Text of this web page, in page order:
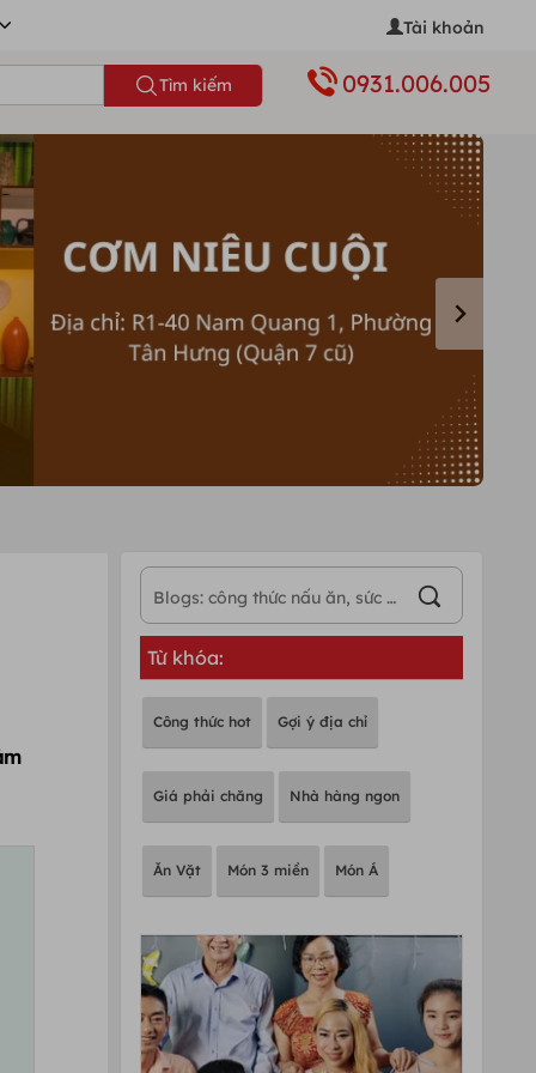
Tài khoản
Tìm kiếm 0931.006.005
Từ khóa:
Công thức hot Gợi ý địa chỉ
Giá phải chăng Nhà hàng ngon
Ăn Vặt Món 3 miền Món Á